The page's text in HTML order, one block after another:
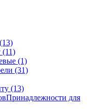
(13)
(11)
(1)
(31)
(13)
Принадлежности для